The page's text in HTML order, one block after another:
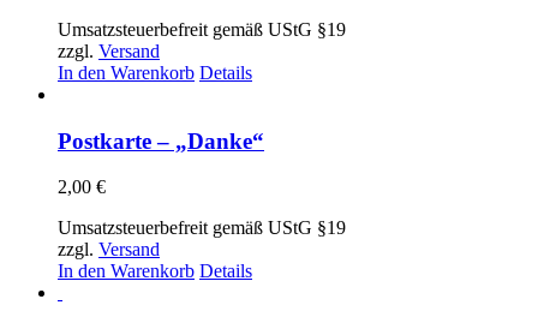
Umsatzsteuerbefreit gemäß UStG §19
zzgl. Versand
In den Warenkorb Details
Postkarte – „Danke“
2,00 €
Umsatzsteuerbefreit gemäß UStG §19
zzgl. Versand
In den Warenkorb Details